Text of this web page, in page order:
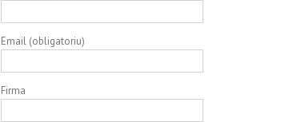
Email (obligatoriu)
Firma